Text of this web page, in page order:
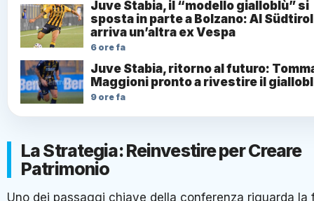
Juve Stabia, il “modello gialloblù” si
sposta in parte a Bolzano: Al Südtirol
arriva un’altra ex Vespa
6 ore fa
Juve Stabia, ritorno al futuro:
Maggioni pronto a rivestire il
9 ore fa
La Strategia: Reinvestire per Creare
Patrimonio
Uno dei passaggi chiave della conferenza riguarda la